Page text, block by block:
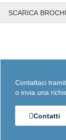
SCARICA
Contattaci
o invia una
Contatti